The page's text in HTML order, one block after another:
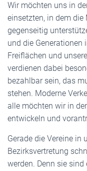
Wir möchten uns in
einsetzten, in dem
gegenseitig
und die Generationen
Freiflächen und
verdienen dabei
bezahlbar sein, das
stehen. Moderne
alle möchten wir in
entwickeln und
Gerade die Vereine in
Bezirksvertretung
werden. Denn sie